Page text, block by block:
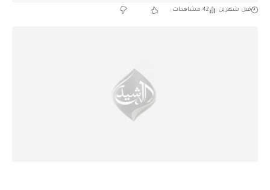
قبل شهرين 42 مشاهدات